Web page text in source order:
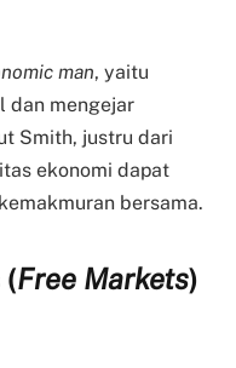
man, yaitu
dan mengejar
Smith, justru dari
ekonomi dapat
bersama.
Free Markets)